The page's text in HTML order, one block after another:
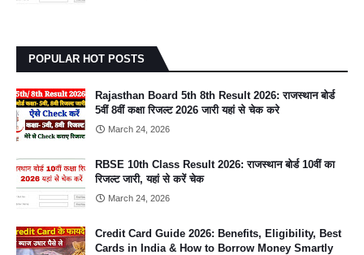
POPULAR HOT POSTS
Rajasthan Board 5th 8th Result 2026: राजस्थान बोर्ड
5वीं 8वीं कक्षा रिजल्ट 2026 जारी यहां से चेक करे
March 24, 2026
RBSE 10th Class Result 2026: राजस्थान बोर्ड 10वीं का
रिजल्ट जारी, यहां से करें चेक
March 24, 2026
Credit Card Guide 2026: Benefits, Eligibility, Best
Cards in India & How to Borrow Money Smartly